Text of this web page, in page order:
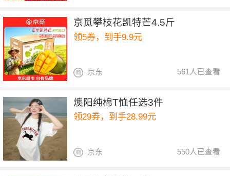
京觅攀枝花凯特芒4.5斤
领5券，到手9.9元
561人已查看
京东
燠阳纯棉T恤任选3件
领29券，到手28.99元
550人已查看
京东